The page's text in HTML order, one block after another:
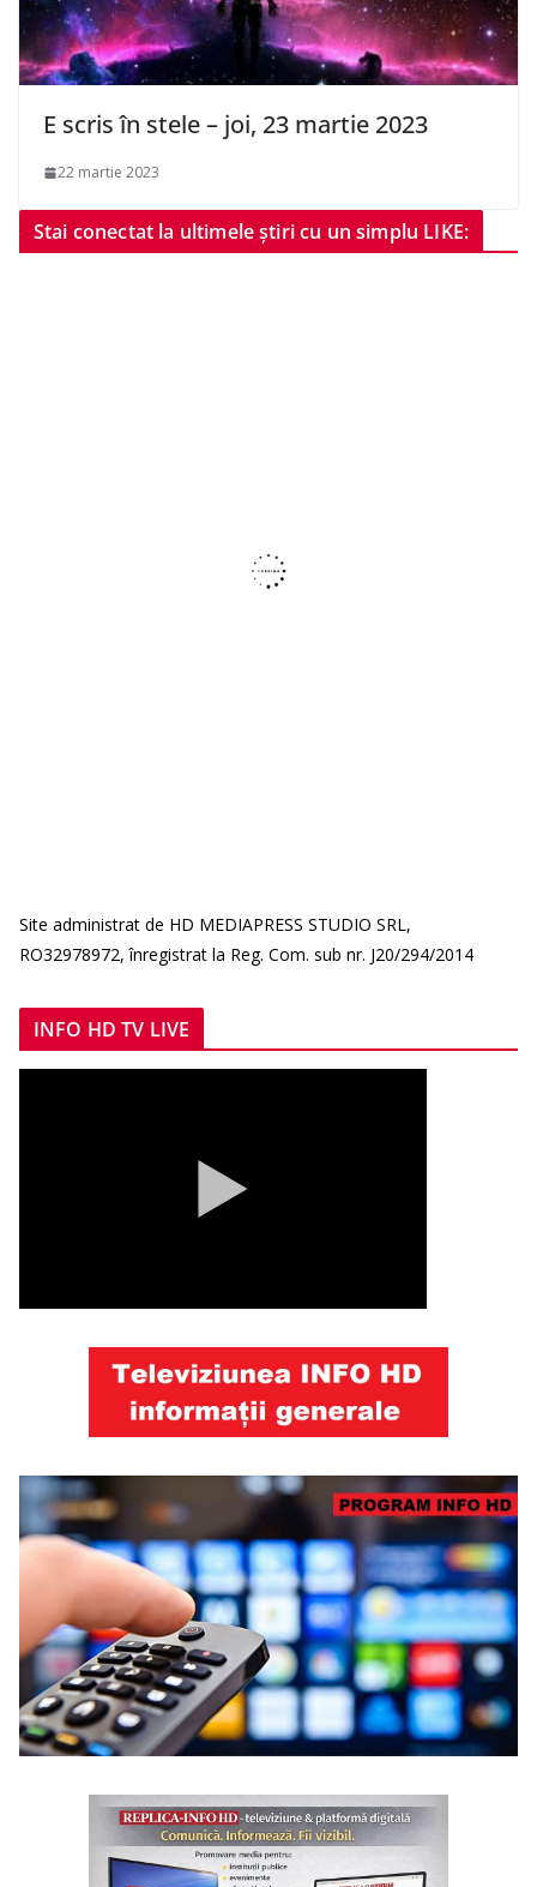
E scris în stele – joi, 23 martie 2023
22 martie 2023
Stai conectat la ultimele știri cu un simplu LIKE:
Site administrat de HD MEDIAPRESS STUDIO SRL,
RO32978972, înregistrat la Reg. Com. sub nr. J20/294/2014
INFO HD TV LIVE